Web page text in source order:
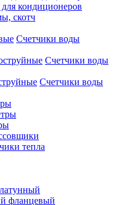
кондиционеров
скотч
Счетчики воды
Счетчики воды
Счетчики воды
тепла
фланцевый